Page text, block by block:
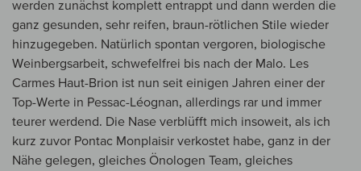
werden zunächst komplett entrappt und dann werden die
ganz gesunden, sehr reifen, braun-rötlichen Stile wieder
hinzugegeben. Natürlich spontan vergoren, biologische
Weinbergsarbeit, schwefelfrei bis nach der Malo. Les
Carmes Haut-Brion ist nun seit einigen Jahren einer der
Top-Werte in Pessac-Léognan, allerdings rar und immer
teurer werdend. Die Nase verblüfft mich insoweit, als ich
kurz zuvor Pontac Monplaisir verkostet habe, ganz in der
Nähe gelegen, gleiches Önologen Team, gleiches